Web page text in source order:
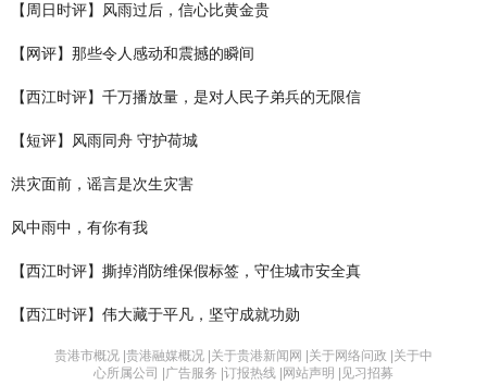
【周日时评】风雨过后，信心比黄金贵
【网评】那些令人感动和震撼的瞬间
【西江时评】千万播放量，是对人民子弟兵的无限信
【短评】风雨同舟 守护荷城
洪灾面前，谣言是次生灾害
风中雨中，有你有我
【西江时评】撕掉消防维保假标签，守住城市安全真
【西江时评】伟大藏于平凡，坚守成就功勋
贵港市概况 | 贵港融媒概况 | 关于贵港新闻网 | 关于网络问政 | 关于中
心所属公司 | 广告服务 | 订报热线 | 网站声明 | 见习招募